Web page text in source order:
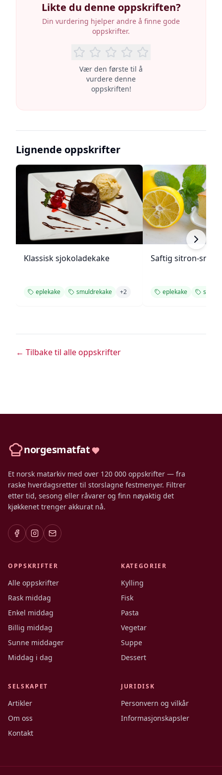
Likte du denne oppskriften?
Din vurdering hjelper andre å finne gode
oppskrifter.
Vær den første til å
vurdere denne
oppskriften!
Lignende oppskrifter
Klassisk sjokoladekake
eplekake smuldrekake +2
Saftig sitron-
eplekake
← Tilbake til alle oppskrifter
norgesmatfat
Et norsk matarkiv med over 120 000 oppskrifter — fra
raske hverdagsretter til storslagne festmenyer. Filtrer
etter tid, sesong eller råvarer og finn nøyaktig det
kjøkkenet trenger akkurat nå.
OPPSKRIFTER
Alle oppskrifter
Rask middag
Enkel middag
Billig middag
Sunne middager
Middag i dag
KATEGORIER
Kylling
Fisk
Pasta
Vegetar
Suppe
Dessert
SELSKAPET
Artikler
Om oss
Kontakt
JURIDISK
Personvern og vilkår
Informasjonskapsler